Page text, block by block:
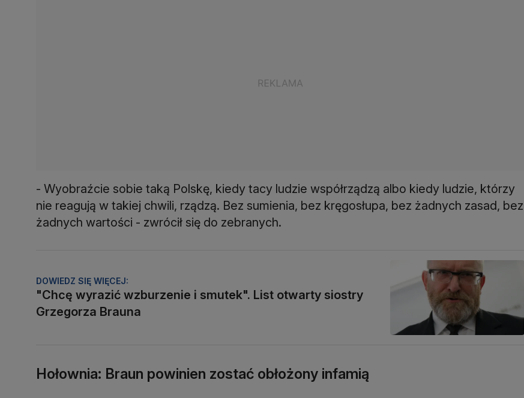
- Wyobraźcie sobie taką Polskę, kiedy tacy ludzie współrządzą albo kiedy ludzie, którzy
nie reagują w takiej chwili, rządzą. Bez sumienia, bez kręgosłupa, bez żadnych zasad, bez
żadnych wartości - zwrócił się do zebranych.
DOWIEDZ SIĘ WIĘCEJ:
"Chcę wyrazić wzburzenie i smutek". List otwarty siostry
Grzegorza Brauna
Hołownia: Braun powinien zostać obłożony infamią